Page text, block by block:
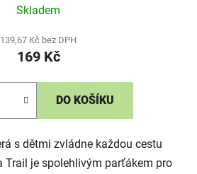
Skladem
139,67 Kč bez DPH
169 Kč
DO KOŠÍKU
s dětmi zvládne každou cestu
Trail je spolehlivým parťákem pro